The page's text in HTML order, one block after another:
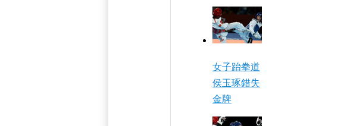
女子跆拳道
侯玉琢錯失
金牌